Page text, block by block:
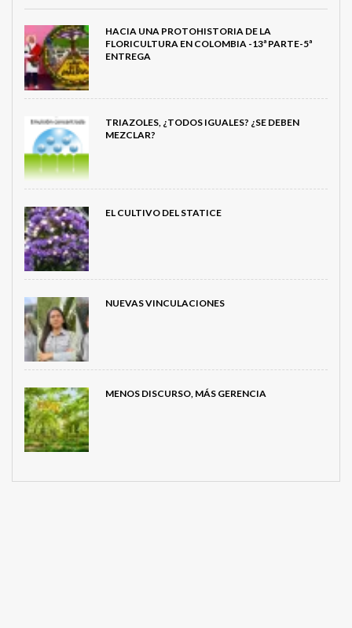
HACIA UNA PROTOHISTORIA DE LA
FLORICULTURA EN COLOMBIA -13ª PARTE-5ª
ENTREGA
TRIAZOLES, ¿TODOS IGUALES? ¿SE DEBEN
MEZCLAR?
EL CULTIVO DEL STATICE
NUEVAS VINCULACIONES
MENOS DISCURSO, MÁS GERENCIA